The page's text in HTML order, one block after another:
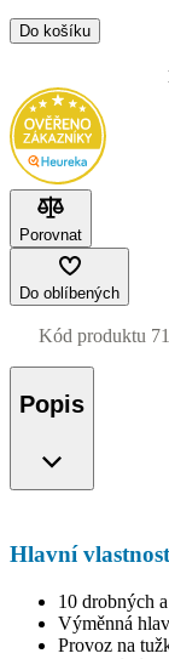
Do košíku
Porovnat
Do oblíbených
Kód produktu
Popis
Hlavní
10 drobných
Výměnná
Provoz na